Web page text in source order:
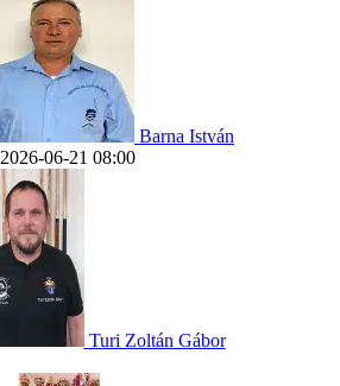
Barna István
2026-06-21 08:00
Turi Zoltán Gábor